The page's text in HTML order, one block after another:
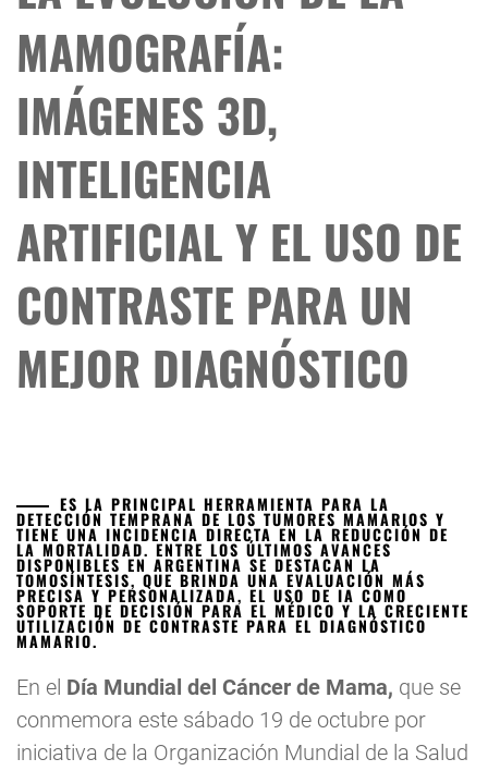
MAMOGRAFÍA:
IMÁGENES 3D,
INTELIGENCIA
ARTIFICIAL Y EL USO DE
CONTRASTE PARA UN
MEJOR DIAGNÓSTICO
ES LA PRINCIPAL HERRAMIENTA PARA LA
DETECCIÓN TEMPRANA DE LOS TUMORES MAMARIOS Y
TIENE UNA INCIDENCIA DIRECTA EN LA REDUCCIÓN DE
LA MORTALIDAD. ENTRE LOS ÚLTIMOS AVANCES
DISPONIBLES EN ARGENTINA SE DESTACAN LA
TOMOSÍNTESIS, QUE BRINDA UNA EVALUACIÓN MÁS
PRECISA Y PERSONALIZADA, EL USO DE IA COMO
SOPORTE DE DECISIÓN PARA EL MÉDICO Y LA CRECIENTE
UTILIZACIÓN DE CONTRASTE PARA EL DIAGNÓSTICO
MAMARIO.
En el Día Mundial del Cáncer de Mama, que se
conmemora este sábado 19 de octubre por
iniciativa de la Organización Mundial de la Salud